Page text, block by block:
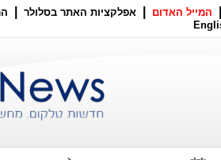
המייל האדום אפלקציות האתר בסלולר